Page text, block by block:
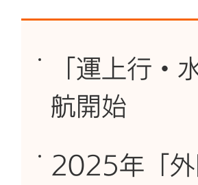
「運上行
航開始
2025年「外